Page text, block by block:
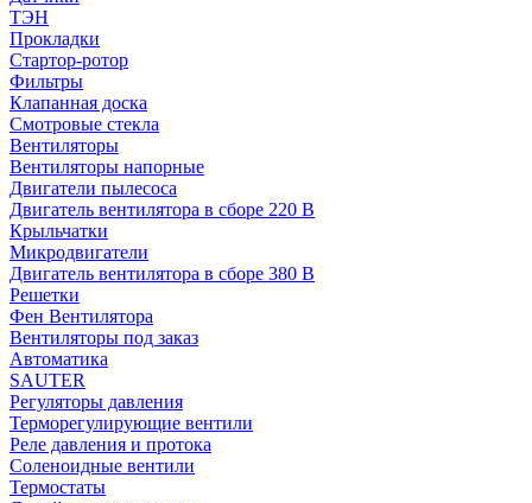
ТЭН
Прокладки
Стартор-ротор
Фильтры
Клапанная доска
Смотровые стекла
Вентиляторы
Вентиляторы напорные
Двигатели пылесоса
Двигатель вентилятора в сборе 220 В
Крыльчатки
Микродвигатели
Двигатель вентилятора в сборе 380 В
Решетки
Фен Вентилятора
Вентиляторы под заказ
Автоматика
SAUTER
Регуляторы давления
Терморегулирующие вентили
Реле давления и протока
Соленоидные вентили
Термостаты